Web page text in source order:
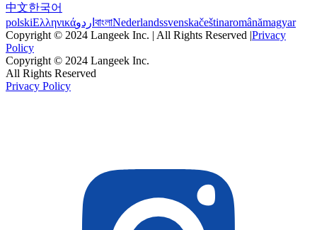
中文한국어
polskiΕλληνικάاردو বাংলাNederlandssvenskačeštinaromânămagyar
Copyright © 2024 Langeek Inc. | All Rights Reserved |Privacy
Policy
Copyright © 2024 Langeek Inc.
All Rights Reserved
Privacy Policy